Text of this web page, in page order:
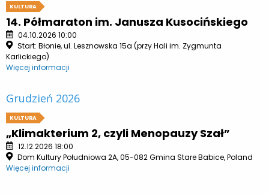
KULTURA
14. Półmaraton im. Janusza Kusocińskiego
04.10.2026 10:00
Start: Błonie, ul. Lesznowska 15a (przy Hali im. Zygmunta
Karlickiego)
Więcej informacji
Grudzień 2026
KULTURA
„Klimakterium 2, czyli Menopauzy Szał”
12.12.2026 18:00
Dom Kultury Południowa 2A, 05-082 Gmina Stare Babice, Poland
Więcej informacji